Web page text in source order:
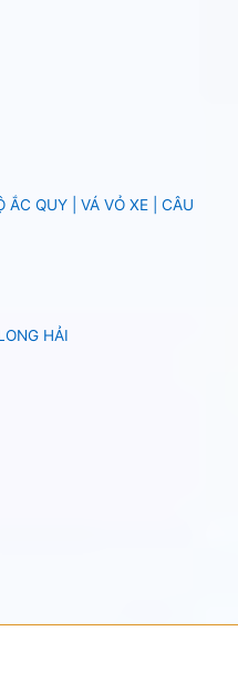
QUY | VÁ VỎ XE | CÂU
HẢI